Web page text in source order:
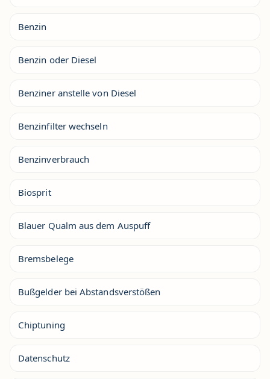
Benzin
Benzin oder Diesel
Benziner anstelle von Diesel
Benzinfilter wechseln
Benzinverbrauch
Biosprit
Blauer Qualm aus dem Auspuff
Bremsbelege
Bußgelder bei Abstandsverstößen
Chiptuning
Datenschutz